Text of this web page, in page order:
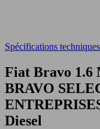
Spécifications techniques
Fiat Bravo 1.6
BRAVO
Diesel